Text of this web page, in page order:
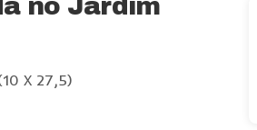
no Jardim
X 27,5)